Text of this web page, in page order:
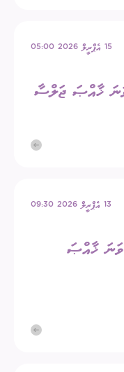
15 އެޕްރީލް 2026 05:00
13 އެޕްރީލް 2026 09:30
އިންތިޚާބާ ގުޅިގެން ބާއްވާ 500 ވަނަ ޚާއްޞަ